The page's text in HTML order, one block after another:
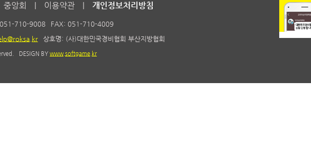
중앙회 이용약관 개인정보처리방침
051-710-9008
FAX: 051-710-4009
상호명: (사)대한민국경비협회 부산지방협회
DESIGN BY www.softgame.kr